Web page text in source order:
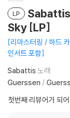
LP
Sky [LP]
리마스터링 / 하드
인서트 포함
Sabattis 노래
Guerssen /
첫번째 리뷰어가 되